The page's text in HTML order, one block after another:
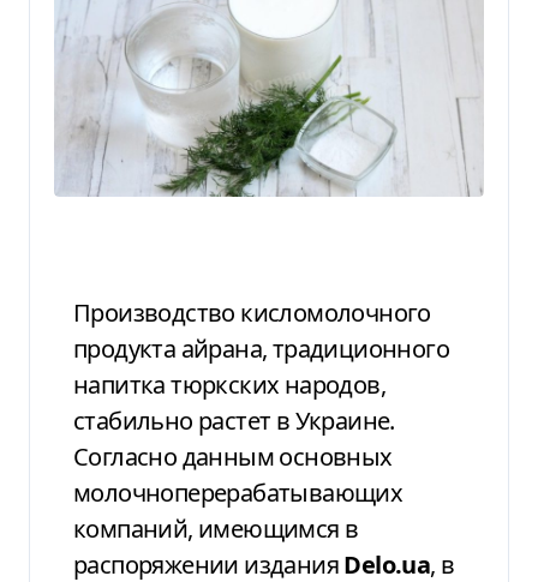
Производство кисломолочного
продукта айрана, традиционного
напитка тюркских народов,
стабильно растет в Украине.
Согласно данным основных
молочноперерабатывающих
компаний, имеющимся в
распоряжении изданияDelo.ua, в